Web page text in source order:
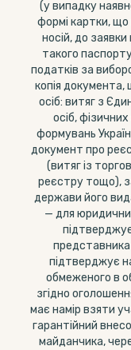
(у випадку
формі картки,
носій, до заявки
такого
податків за
копія
осіб: витяг з
осіб,
формувань
документ про
(витяг із
реєстру тощо),
держави його
— для
підтверджує
обмеженого в
згідно
має намір взяти
гарантійний
майданчика,